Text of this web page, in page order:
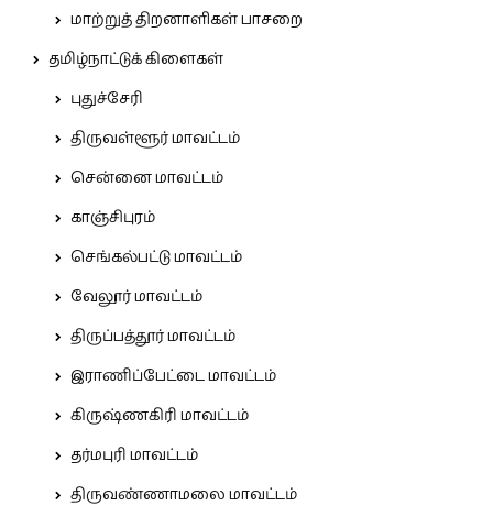
மாற்றுத் திறனாளிகள் பாசறை
தமிழ்நாட்டுக் கிளைகள்
புதுச்சேரி
திருவள்ளூர் மாவட்டம்
சென்னை மாவட்டம்
காஞ்சிபுரம்
செங்கல்பட்டு மாவட்டம்
வேலூர் மாவட்டம்
திருப்பத்தூர் மாவட்டம்
இராணிப்பேட்டை மாவட்டம்
கிருஷ்ணகிரி மாவட்டம்
தர்மபுரி மாவட்டம்
திருவண்ணாமலை மாவட்டம்